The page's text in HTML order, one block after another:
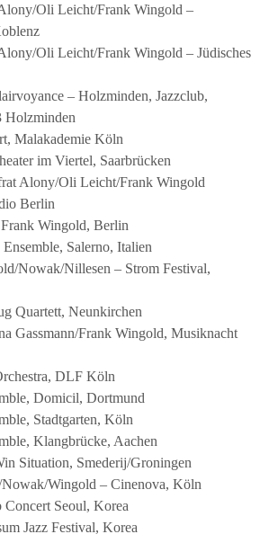
Oli Leicht/Frank Wingold –
Oli Leicht/Frank Wingold – Jüdisches
– Holzminden, Jazzclub,
Holzminden
Malakademie Köln
im Viertel, Saarbrücken
Alony/Oli Leicht/Frank Wingold
Berlin
Wingold, Berlin
Salerno, Italien
Nowak/Nillesen – Strom Festival,
Quartett, Neunkirchen
Gassmann/Frank Wingold, Musiknacht
DLF Köln
Domicil, Dortmund
Stadtgarten, Köln
Klangbrücke, Aachen
Situation, Smederij/Groningen
Nowak/Wingold – Cinenova, Köln
Seoul, Korea
Jazz Festival, Korea